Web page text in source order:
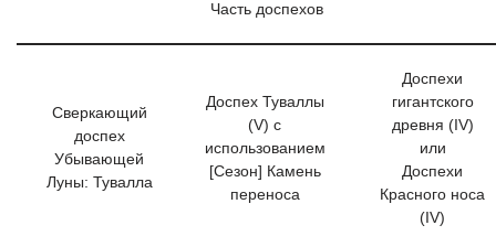
Часть доспехов
Сверкающий
доспех
Убывающей
Луны: Тувалла
Доспех Туваллы
(V) с
использованием
[Сезон] Камень
переноса
Доспехи
гигантского
древня (IV)
или
Доспехи
Красного носа
(IV)